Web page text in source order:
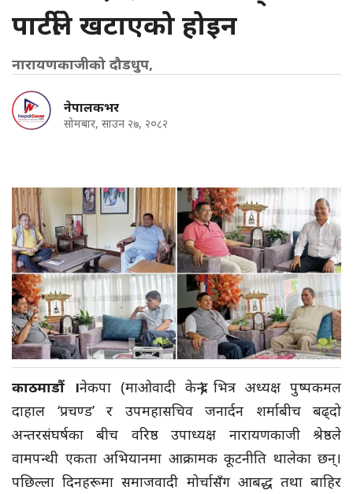
पार्टीले खटाएको होइन
नारायणकाजीको दौडधुप,
नेपालकभर
सोमबार, साउन २७, २०८२
काठमाडौं ।नेकपा (माओवादी केन्द्र) भित्र अध्यक्ष पुष्पकमल
दाहाल ‘प्रचण्ड’ र उपमहासचिव जनार्दन शर्माबीच बढ्दो
अन्तरसंघर्षका बीच वरिष्ठ उपाध्यक्ष नारायणकाजी श्रेष्ठले
वामपन्थी एकता अभियानमा आक्रामक कूटनीति थालेका छन्।
पछिल्ला दिनहरूमा समाजवादी मोर्चासँग आबद्ध तथा बाहिर